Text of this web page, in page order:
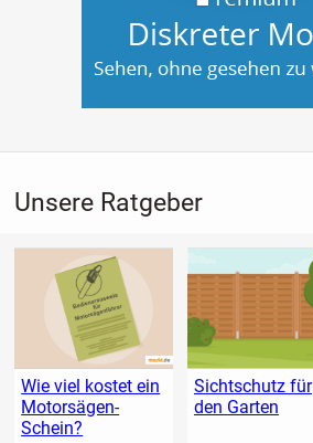
Unsere Ratgeber
Wie viel kostet ein
Motorsägen-
Schein?
Sichtschutz für
den Garten